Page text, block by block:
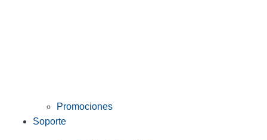
Promociones
Soporte